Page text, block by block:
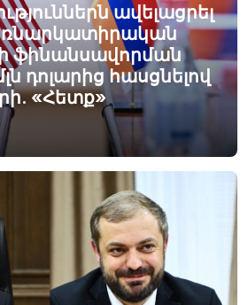
ավելացրել
ֆինանսավորման
դոլարից հասցնելով
«Հետք»